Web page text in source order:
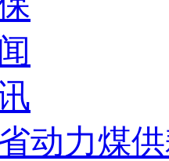
动力煤